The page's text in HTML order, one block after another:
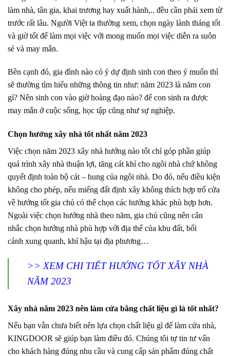
làm nhà, tân gia, khai trương hay xuất hành,.. đều cần phải xem từ
trước rất lâu. Người Việt ta thường xem, chọn ngày lành tháng tốt
và giờ tốt để làm mọi việc với mong muốn mọi việc diễn ra suôn
sẻ và may mắn.
Bên cạnh đó, gia đình nào có ý dự định sinh con theo ý muốn thì
sẽ thường tìm hiểu những thông tin như: năm 2023 là năm con
gì? Nên sinh con vào giờ hoàng đạo nào? để con sinh ra được
may mắn ở cuộc sống, học tập cũng như sự nghiệp.
Chọn hướng xây nhà tốt nhất năm 2023
Việc chọn năm 2023 xây nhà hướng nào tốt chỉ góp phần giúp
quá trình xây nhà thuận lợi, tăng cát khí cho ngôi nhà chứ không
quyết định toàn bộ cát – hung của ngôi nhà. Do đó, nếu điều kiện
không cho phép, nếu miếng đất định xây không thích hợp trổ cửa
về hướng tốt gia chủ có thể chọn các hướng khác phù hợp hơn.
Ngoài việc chọn hướng nhà theo năm, gia chủ cũng nên cân
nhắc chọn hướng nhà phù hợp với địa thế của khu đất, bối
cảnh xung quanh, khí hậu tại địa phương…
>> XEM CHI TIẾT HƯỚNG TỐT XÂY NHÀ
NĂM 2023
Xây nhà năm 2023 nên làm cửa bằng chất liệu gì là tốt nhất?
Nếu bạn vẫn chưa biết nên lựa chọn chất liệu gì để làm cửa nhà,
KINGDOOR sẽ giúp bạn làm điều đó. Chúng tôi tự tin tư vấn
cho khách hàng đúng nhu cầu và cung cấp sản phẩm đúng chất